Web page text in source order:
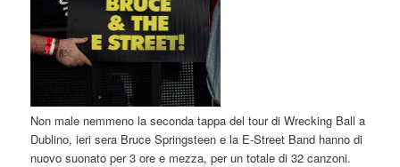
Non male nemmeno la seconda tappa del tour di Wrecking Ball a
Dublino, ieri sera Bruce Springsteen e la E-Street Band hanno di
nuovo suonato per 3 ore e mezza, per un totale di 32 canzoni.